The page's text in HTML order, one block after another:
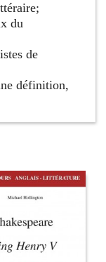
du
de
définition,